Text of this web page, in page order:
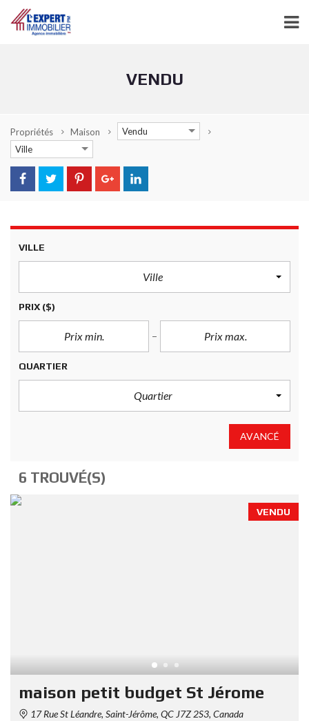
VENDU
Propriétés Maison
Vendu
Ville
VILLE
Ville
PRIX ($)
QUARTIER
Quartier
AVANCÉ
6 TROUVÉ(S)
VENDU
maison petit budget St Jérome
17 Rue St Léandre, Saint-Jérôme, QC J7Z 2S3, Canada